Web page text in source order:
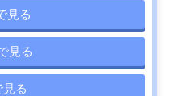
見る
見る
見る